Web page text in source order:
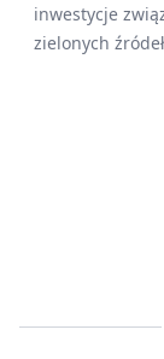
inwestycje
zielonych
Wiejskich